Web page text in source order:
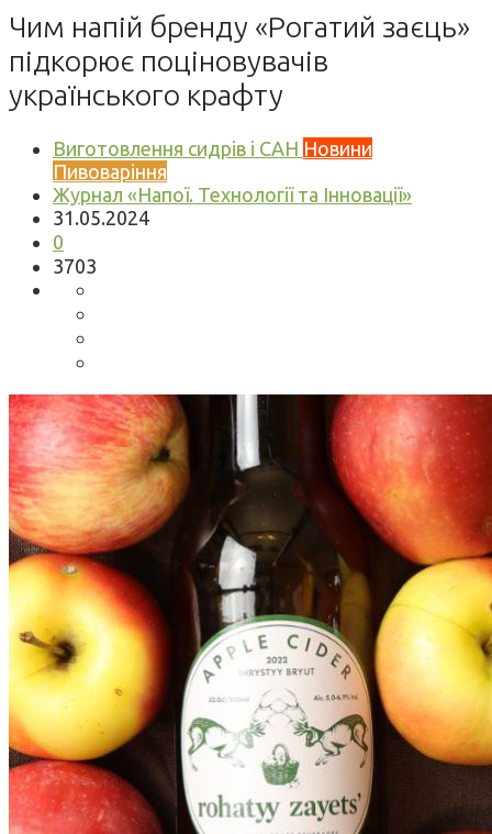
Чим напій бренду «Рогатий заєць»
підкорює поціновувачів
українського крафту
Виготовлення сидрів і САН Новини
Пивоваріння
Журнал «Напої. Технології та Інновації»
31.05.2024
0
3703